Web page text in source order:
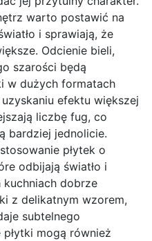
warto postawić na
i sprawiają, że
Odcienie bieli,
szarości będą
w dużych formatach
efektu większej
liczbę fug, co
bardziej jednolicie.
płytek o
odbijają światło i
kuchniach dobrze
z delikatnym wzorem,
subtelnego
mogą również